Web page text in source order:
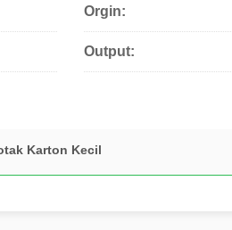
Orgin:
Output:
Karton Kecil